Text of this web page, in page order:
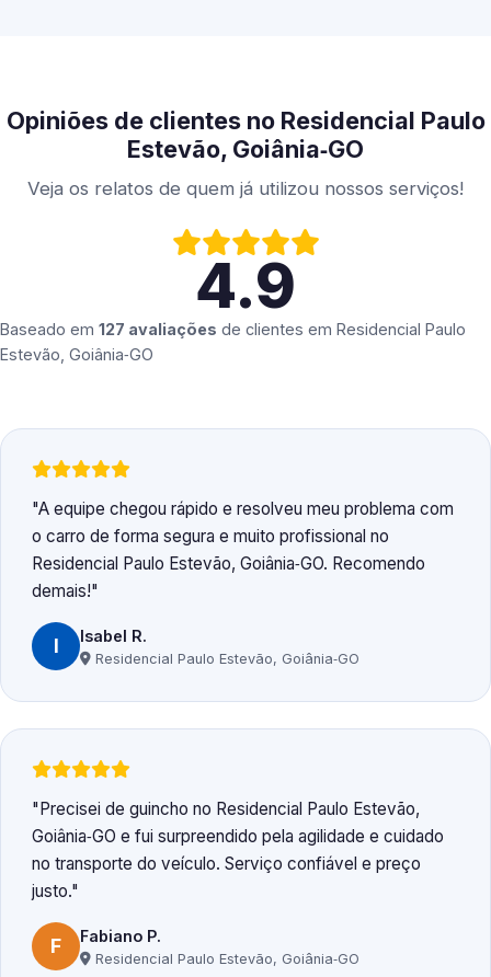
Opiniões de clientes no Residencial Paulo
Estevão, Goiânia‑GO
Veja os relatos de quem já utilizou nossos serviços!
4.9
Baseado em 127 avaliações de clientes em Residencial Paulo
Estevão, Goiânia‑GO
A equipe chegou rápido e resolveu meu problema com
o carro de forma segura e muito profissional no
Residencial Paulo Estevão, Goiânia‑GO. Recomendo
demais!
I Isabel R.
Residencial Paulo Estevão, Goiânia‑GO
Precisei de guincho no Residencial Paulo Estevão,
Goiânia‑GO e fui surpreendido pela agilidade e cuidado
no transporte do veículo. Serviço confiável e preço
justo.
F Fabiano P.
Residencial Paulo Estevão, Goiânia‑GO